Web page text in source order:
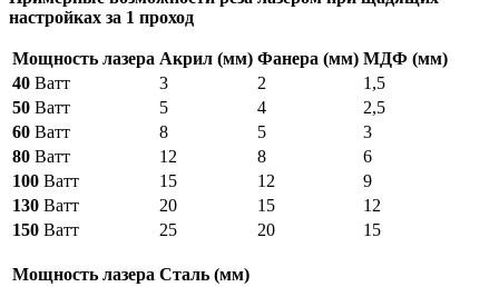
настройках за 1 проход
Мощность лазера Акрил (мм) Фанера (мм) МДФ (мм)
40 Ватт 3 2
1,5
50 Ватт 5 4
2,5
60 Ватт 8 5
3
80 Ватт 12 8
6
100 Ватт 15 12
9
130 Ватт 20 15
12
150 Ватт 25 20 15
Мощность лазера Сталь (мм)